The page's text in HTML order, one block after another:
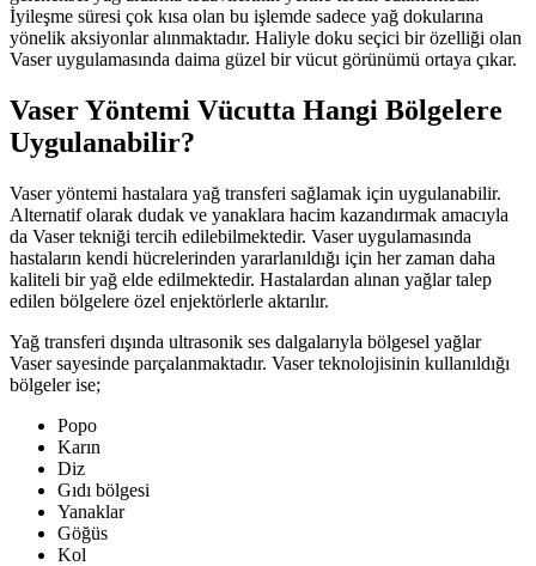
İyileşme süresi çok kısa olan bu işlemde sadece yağ dokularına
yönelik aksiyonlar alınmaktadır. Haliyle doku seçici bir özelliği olan
Vaser uygulamasında daima güzel bir vücut görünümü ortaya çıkar.
Vaser Yöntemi Vücutta Hangi Bölgelere
Uygulanabilir?
Vaser yöntemi hastalara yağ transferi sağlamak için uygulanabilir.
Alternatif olarak dudak ve yanaklara hacim kazandırmak amacıyla
da Vaser tekniği tercih edilebilmektedir. Vaser uygulamasında
hastaların kendi hücrelerinden yararlanıldığı için her zaman daha
kaliteli bir yağ elde edilmektedir. Hastalardan alınan yağlar talep
edilen bölgelere özel enjektörlerle aktarılır.
Yağ transferi dışında ultrasonik ses dalgalarıyla bölgesel yağlar
Vaser sayesinde parçalanmaktadır. Vaser teknolojisinin kullanıldığı
bölgeler ise;
Popo
Karın
Diz
Gıdı bölgesi
Yanaklar
Göğüs
Kol